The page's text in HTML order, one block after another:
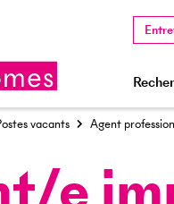
vacants Agent